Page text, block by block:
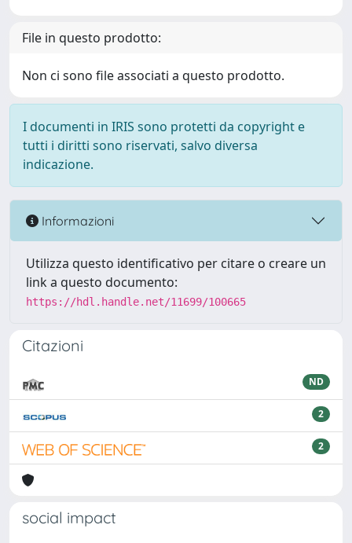
File in questo prodotto:
Non ci sono file associati a questo prodotto.
I documenti in IRIS sono protetti da copyright e
tutti i diritti sono riservati, salvo diversa
indicazione.
Informazioni
Utilizza questo identificativo per citare o creare un
link a questo documento:
https://hdl.handle.net/11699/100665
Citazioni
ND
2
2
social impact